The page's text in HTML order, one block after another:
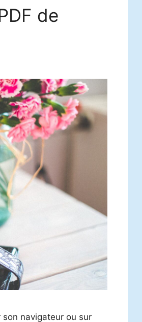
de
navigateur ou sur